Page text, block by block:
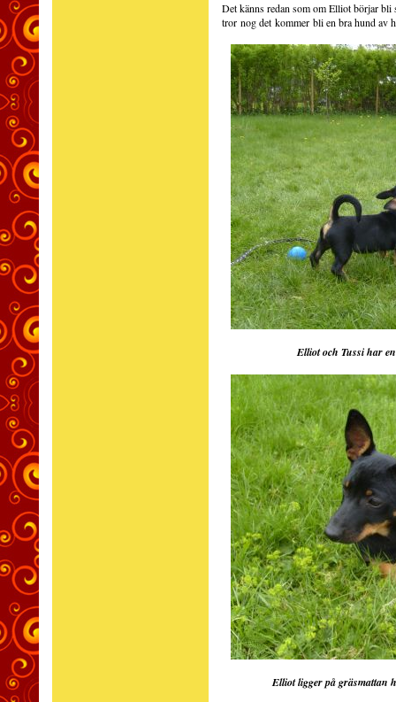
Det känns redan som om Elliot börjar
tror nog det kommer bli en bra hund av
Elliot och Tussi har
Elliot ligger på gräsmattan